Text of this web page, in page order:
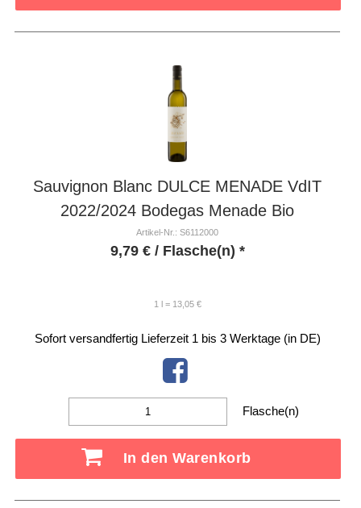
Sauvignon Blanc DULCE MENADE VdIT
2022/2024 Bodegas Menade Bio
Artikel-Nr.: S6112000
9,79 €/ Flasche(n) *
1 l = 13,05 €
Sofort versandfertig Lieferzeit 1 bis 3 Werktage (in DE)
Flasche(n)
In den Warenkorb